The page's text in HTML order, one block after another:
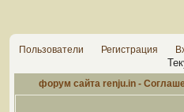
Пользователи Регистрация
форум сайта renju.in -